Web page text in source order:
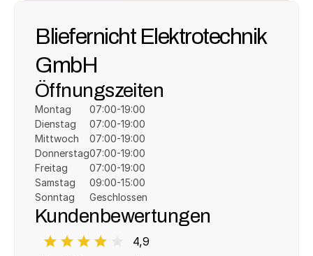
Bliefernicht Elektrotechnik
GmbH
Öffnungszeiten
Montag
Dienstag
Mittwoch
Donnerstag
Freitag
Samstag
Sonntag
07:00-19:00
07:00-19:00
07:00-19:00
07:00-19:00
07:00-19:00
09:00-15:00
Geschlossen
Kundenbewertungen
4,9